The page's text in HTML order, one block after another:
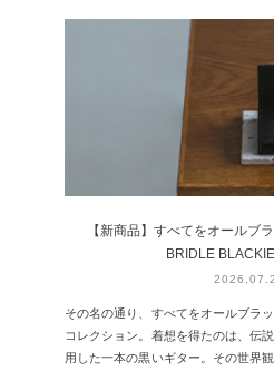
【新商品】すべてをオールブ
BRIDLE
その名の通り、すべてをオールブラ
コレクション。着想を得たのは、伝
用した一本の黒いギター。その世界